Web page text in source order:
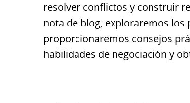
resolver conflictos y construir
nota de blog, exploraremos los
proporcionaremos consejos
habilidades de negociación y